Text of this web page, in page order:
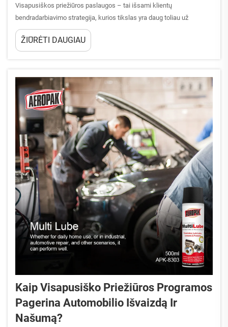
Visapusiškos priežiūros paslaugos – tai išsami klientų
bendradarbiavimo strategija, kurios tikslas yra daug toliau už
paprasto sandorio įvykdymo. Siūlydamos integruotą paramą visuose
kliento gyvavimo ciklo etapuose įmonės gali transformuoti
ŽIŪRĖTI DAUGIAU
Kaip Visapusiško Priežiūros Programos
Pagerina Automobilio Išvaizdą Ir
Našumą?